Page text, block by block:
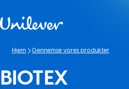
Hjem Gennemse vores produkter
BIOTEX